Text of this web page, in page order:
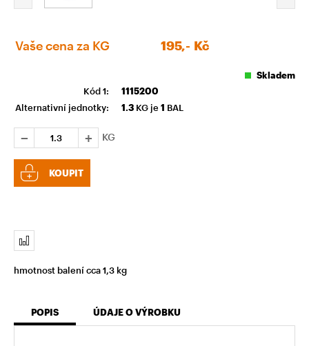
Vaše cena za KG 195,- Kč
Skladem
Kód 1:
1115200
Alternativní jednotky:
1.3 KG je 1 BAL
KG
KOUPIT
hmotnost balení cca 1,3 kg
POPIS ÚDAJE O VÝROBKU